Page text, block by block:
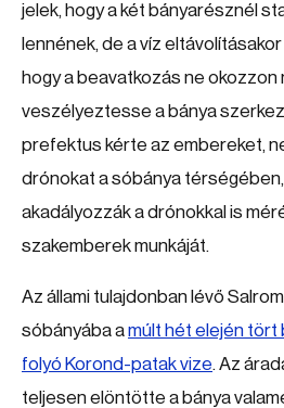
jelek, hogy a két bányarésznél
lennének, de a víz eltávolításakor
hogy a beavatkozás ne okozzon
veszélyeztesse a bánya
prefektus kérte az embereket,
drónokat a sóbánya térségében,
akadályozzák a drónokkal is
szakemberek munkáját.
Az állami tulajdonban lévő
sóbányába amúlt hét elején tört
folyó Korond-patak vize. Az
teljesen elöntötte a bánya